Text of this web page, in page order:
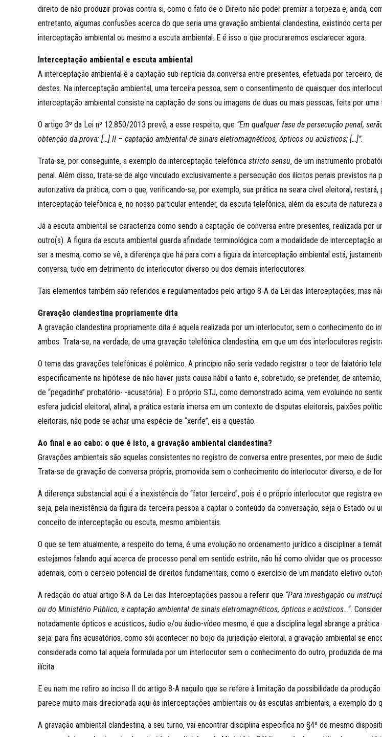
direito de não produzir provas contra si, como o fato de o Direito não poder premiar a torpeza e, ainda,
entretanto, algumas confusões acerca do que seria uma gravação ambiental clandestina, existindo certa
interceptação ambiental ou mesmo a escuta ambiental. E é isso o que procuraremos esclarecer agora.
Interceptação ambiental e escuta ambiental
A interceptação ambiental é a captação sub-reptícia da conversa entre presentes, efetuada por terceiro,
destes. Na interceptação ambiental, uma terceira pessoa, sem o consentimento de quaisquer dos
interceptação ambiental consiste na captação de sons ou imagens de duas ou mais pessoas, feita por
O artigo 3º da Lei nº 12.850/2013 prevê, a esse respeito, que “Em qualquer fase da persecução penal,
obtenção da prova: […] II – captação ambiental de sinais eletromagnéticos, ópticos ou acústicos; […]”.
Trata-se, por conseguinte, a exemplo da interceptação telefônicastricto sensu, de um instrumento
penal. Além disso, trata-se de algo vinculado exclusivamente a persecução dos ilícitos penais previstos
autorizativa da prática, com o que, verificando-se, por exemplo, sua prática na seara cível eleitoral,
interceptação telefônica e, no nosso particular entender, da escuta telefônica, além da escuta de natureza
Já a escuta ambiental se caracteriza como sendo a captação de conversa entre presentes, realizada
outro(s). A figura da escuta ambiental guarda afinidade terminológica com a modalidade de interceptação
ser a mesma, como se vê, a diferença que há para com a figura da interceptação ambiental está,
conversa, tudo em detrimento do interlocutor diverso ou dos demais interlocutores.
Tais elementos também são referidos e regulamentados pelo artigo 8-A da Lei das Interceptações, mas
Gravação clandestina propriamente dita
A gravação clandestina propriamente dita é aquela realizada por um interlocutor, sem o conhecimento
ambos. Trata-se, na verdade, de uma gravação telefônica clandestina, em que um dos interlocutores
O tema das gravações telefônicas é polêmico. A princípio não seria vedado registrar o teor de falatório
especificamente na hipótese de não haver justa causa hábil a tanto e, sobretudo, se pretender, de
de “pegadinha” probatório- -acusatória). E o próprio STJ, como demonstrado acima, vem evoluindo no
esfera judicial eleitoral, afinal, a prática estaria imersa em um contexto de disputas eleitorais, paixões
eleitorais, não pode se achar uma espécie de “xerife”, eis a questão.
Ao final e ao cabo: o que é isto, a gravação ambiental clandestina?
Gravações ambientais são aquelas consistentes no registro de conversa entre presentes, por meio de
Trata-se de gravação de conversa própria, promovida sem o conhecimento do interlocutor diverso, e de
A diferença substancial aqui é a inexistência do “fator terceiro”, pois é o próprio interlocutor que registra
seja, pela inexistência da figura da terceira pessoa a captar o conteúdo da conversação, seja o Estado ou
conceito de interceptação ou escuta, mesmo ambientais.
O que se tem atualmente, a respeito do tema, é uma evolução no ordenamento jurídico a disciplinar a
estejamos falando aqui acerca de processo penal em sentido estrito, não há como olvidar que os
ademais, com o cerceio potencial de direitos fundamentais, como o exercício de um mandato eletivo
A redação do atual artigo 8-A da Lei das Interceptações passou a referir que “Para investigação ou
ou do Ministério Público, a captação ambiental de sinais eletromagnéticos, ópticos e acústicos…“.
notadamente ópticos e acústicos, áudio e/ou áudio-vídeo mesmo, é que a disciplina legal abrange a
seja: para fins acusatórios, como sói acontecer no bojo da jurisdição eleitoral, a gravação ambiental se
considerada como tal aquela formulada por um interlocutor sem o conhecimento do outro, produzida de
ilícita.
E eu nem me refiro ao inciso II do artigo 8-A naquilo que se refere à limitação da possibilidade da
parece muito mais direcionada aqui às interceptações ambientais ou às escutas ambientais, a exemplo do
A gravação ambiental clandestina, a seu turno, vai encontrar disciplina especifica no §4º do mesmo